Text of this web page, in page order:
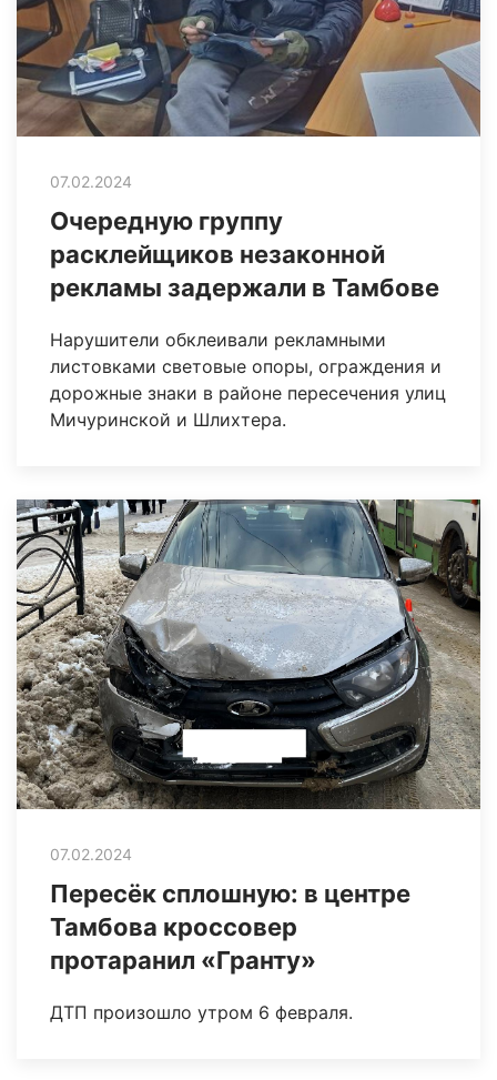
07.02.2024
Очередную группу
расклейщиков незаконной
рекламы задержали в Тамбове
Нарушители обклеивали рекламными
листовками световые опоры, ограждения и
дорожные знаки в районе пересечения улиц
Мичуринской и Шлихтера.
07.02.2024
Пересёк сплошную: в центре
Тамбова кроссовер
протаранил «Гранту»
ДТП произошло утром 6 февраля.